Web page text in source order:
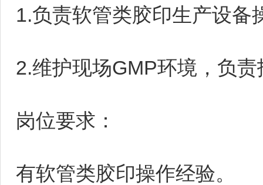
1.负责软管类胶印生产设备
2.维护现场GMP环境，负
岗位要求：
有软管类胶印操作经验。